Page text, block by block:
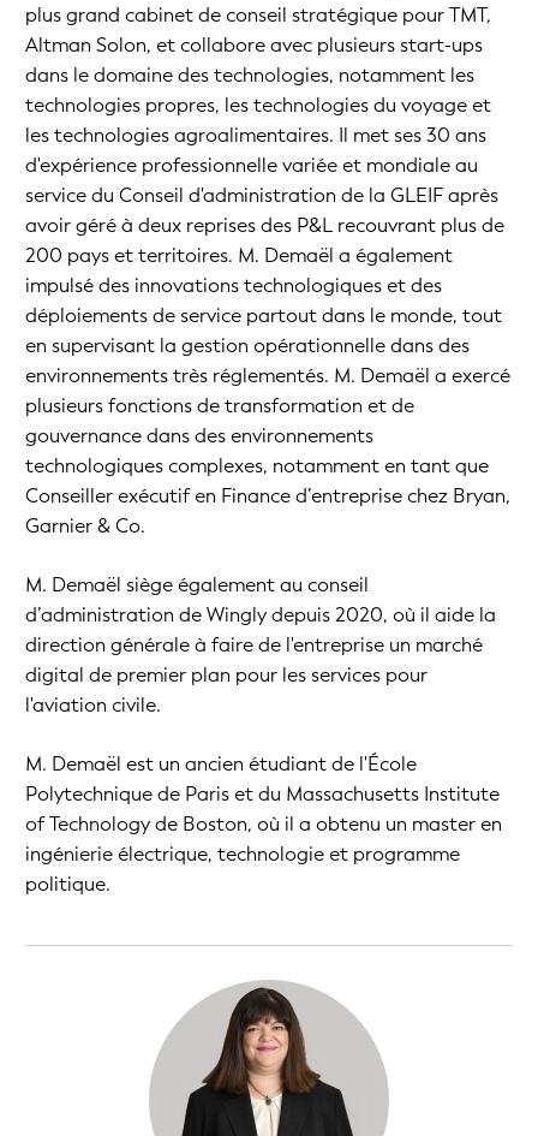
plus grand cabinet de conseil stratégique pour TMT,
Altman Solon, et collabore avec plusieurs start-ups
dans le domaine des technologies, notamment les
technologies propres, les technologies du voyage et
les technologies agroalimentaires. Il met ses 30 ans
d'expérience professionnelle variée et mondiale au
service du Conseil d'administration de la GLEIF après
avoir géré à deux reprises des P&L recouvrant plus de
200 pays et territoires. M. Demaël a également
impulsé des innovations technologiques et des
déploiements de service partout dans le monde, tout
en supervisant la gestion opérationnelle dans des
environnements très réglementés. M. Demaël a exercé
plusieurs fonctions de transformation et de
gouvernance dans des environnements
technologiques complexes, notamment en tant que
Conseiller exécutif en Finance d’entreprise chez Bryan,
Garnier & Co.
M. Demaël siège également au conseil
d’administration de Wingly depuis 2020, où il aide la
direction générale à faire de l'entreprise un marché
digital de premier plan pour les services pour
l'aviation civile.
M. Demaël est un ancien étudiant de l'École
Polytechnique de Paris et du Massachusetts Institute
of Technology de Boston, où il a obtenu un master en
ingénierie électrique, technologie et programme
politique.